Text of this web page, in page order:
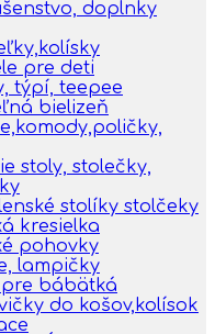
doplnky
pre deti
týpí, teepee
bielizeň
stoly, stolečky,
stolíky stolčeky
kresielka
pohovky
lampičky
pre bábätká
do košov,kolísok